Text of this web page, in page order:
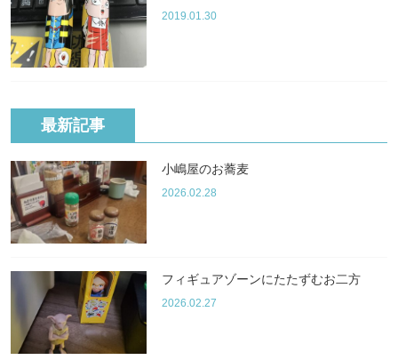
2019.01.30
最新記事
小嶋屋のお蕎麦
2026.02.28
フィギュアゾーンにたたずむお二方
2026.02.27